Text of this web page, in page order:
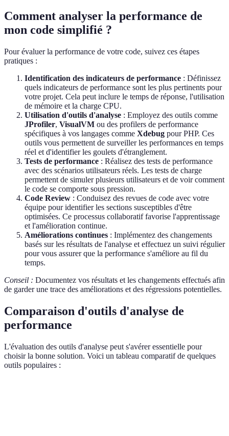
Comment analyser la performance de
mon code simplifié ?
Pour évaluer la performance de votre code, suivez ces étapes
pratiques :
Identification des indicateurs de performance : Définissez
quels indicateurs de performance sont les plus pertinents pour
votre projet. Cela peut inclure le temps de réponse, l'utilisation
de mémoire et la charge CPU.
Utilisation d'outils d'analyse : Employez des outils comme
JProfiler, VisualVM ou des profilers de performance
spécifiques à vos langages comme Xdebug pour PHP. Ces
outils vous permettent de surveiller les performances en temps
réel et d'identifier les goulets d'étranglement.
Tests de performance : Réalisez des tests de performance
avec des scénarios utilisateurs réels. Les tests de charge
permettent de simuler plusieurs utilisateurs et de voir comment
le code se comporte sous pression.
Code Review : Conduisez des revues de code avec votre
équipe pour identifier les sections susceptibles d'être
optimisées. Ce processus collaboratif favorise l'apprentissage
et l'amélioration continue.
Améliorations continues : Implémentez des changements
basés sur les résultats de l'analyse et effectuez un suivi régulier
pour vous assurer que la performance s'améliore au fil du
temps.
Conseil : Documentez vos résultats et les changements effectués afin
de garder une trace des améliorations et des régressions potentielles.
Comparaison d'outils d'analyse de
performance
L'évaluation des outils d'analyse peut s'avérer essentielle pour
choisir la bonne solution. Voici un tableau comparatif de quelques
outils populaires :